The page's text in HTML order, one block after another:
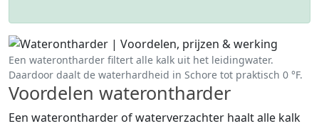
Een waterontharder filtert alle kalk uit het leidingwater.
Daardoor daalt de waterhardheid in Schore tot praktisch 0 °F.
Voordelen waterontharder
Een waterontharder of waterverzachter haalt alle kalk